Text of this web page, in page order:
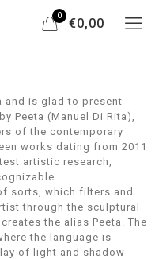
0
€0,00
and is glad to present
Peeta (Manuel Di Rita),
of the contemporary
works dating from 2011
artistic research,
sorts, which filters and
through the sculptural
the alias Peeta. The
the language is
of light and shadow